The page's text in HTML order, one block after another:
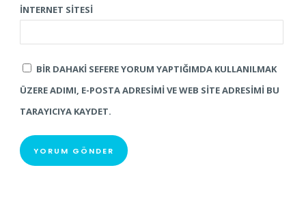
İNTERNET SITESI
BIR DAHAKI SEFERE YORUM YAPTIĞIMDA KULLANILMAK
ÜZERE ADIMI, E-POSTA ADRESIMI VE WEB SITE ADRESIMI BU
TARAYICIYA KAYDET.